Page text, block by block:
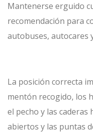
Mantenerse erguido
recomendación para
autobuses, autocares
La posición correcta
mentón recogido, los
el pecho y las caderas
abiertos y las puntas